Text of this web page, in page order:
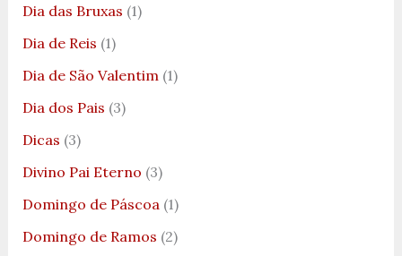
Dia das Bruxas (1)
Dia de Reis (1)
Dia de São Valentim (1)
Dia dos Pais (3)
Dicas (3)
Divino Pai Eterno (3)
Domingo de Páscoa (1)
Domingo de Ramos (2)